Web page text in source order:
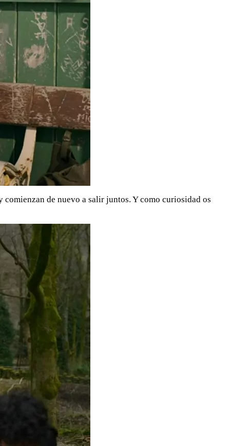
de nuevo a salir juntos. Y como curiosidad os